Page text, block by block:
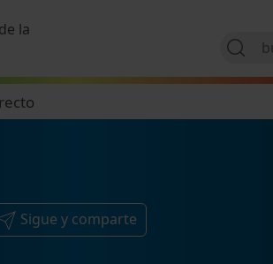
la
Sigue y comparte